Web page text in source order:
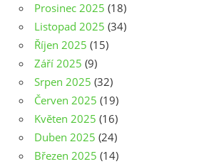
Prosinec 2025 (18)
Listopad 2025 (34)
Říjen 2025 (15)
Září 2025 (9)
Srpen 2025 (32)
Červen 2025 (19)
Květen 2025 (16)
Duben 2025 (24)
Březen 2025 (14)